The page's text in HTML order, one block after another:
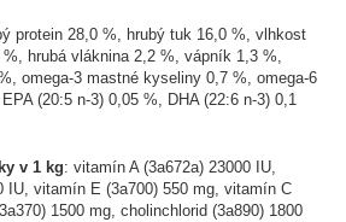
protein 28,0 %, hrubý tuk 16,0 %, vlhkost
hrubá vláknina 2,2 %, vápník 1,3 %,
omega-3 mastné kyseliny 0,7 %, omega-6
(20:5 n-3) 0,05 %, DHA (22:6 n-3) 0,1
v 1 kg: vitamín A (3a672a) 23000 IU,
IU, vitamín E (3a700) 550 mg, vitamín C
1500 mg, cholinchlorid (3a890) 1800